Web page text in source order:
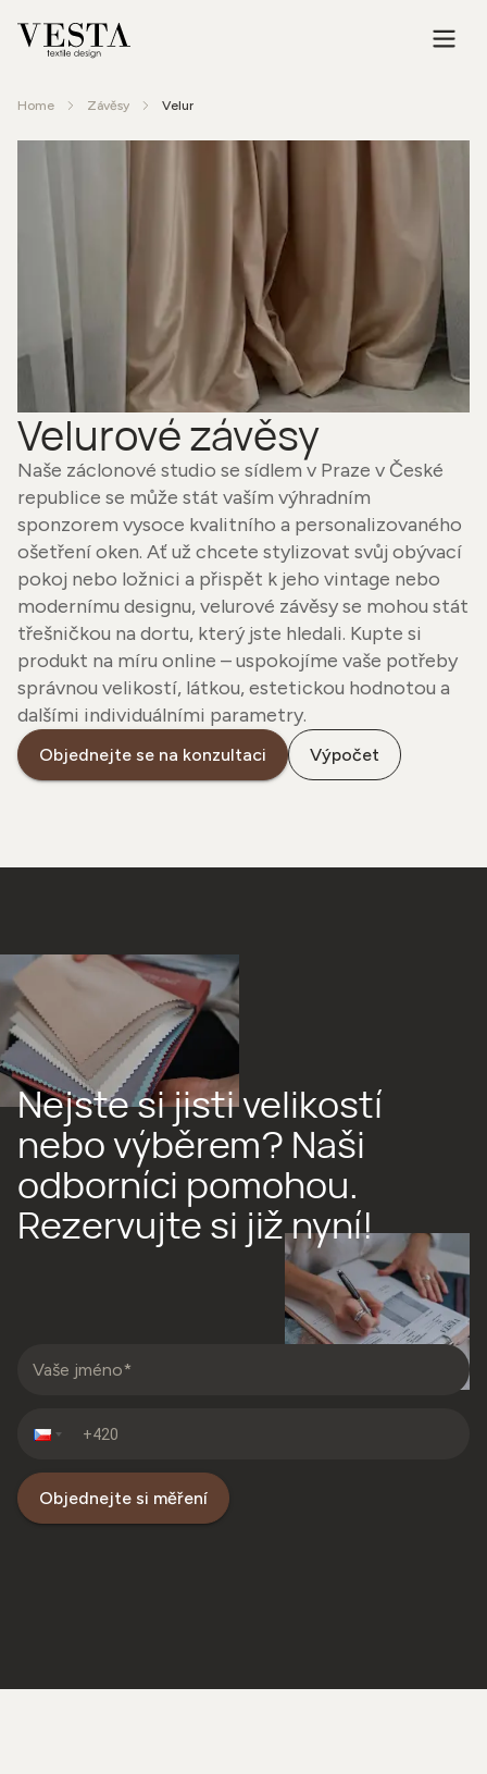
Home Závěsy Velur
Velurové závěsy
Naše záclonové studio se sídlem v Praze v České
republice se může stát vaším výhradním
sponzorem vysoce kvalitního a personalizovaného
ošetření oken. Ať už chcete stylizovat svůj obývací
pokoj nebo ložnici a přispět k jeho vintage nebo
modernímu designu, velurové závěsy se mohou stát
třešničkou na dortu, který jste hledali. Kupte si
produkt na míru online – uspokojíme vaše potřeby
správnou velikostí, látkou, estetickou hodnotou a
dalšími individuálními parametry.
Objednejte se na konzultaci Výpočet
Nejste si jisti velikostí
nebo výběrem? Naši
odborníci pomohou.
Rezervujte si již nyní!
Objednejte si měření